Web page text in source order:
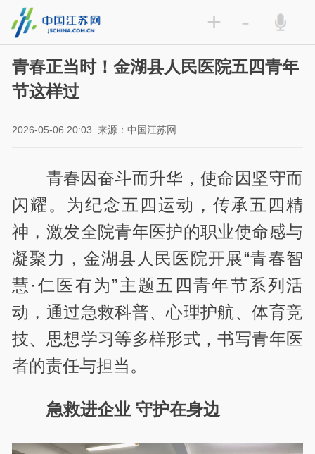
+ -
青春正当时！金湖县人民医院五四青年
节这样过
2026-05-06 20:03 来源：中国江苏网
青春因奋斗而升华，使命因坚守而
闪耀。为纪念五四运动，传承五四精
神，激发全院青年医护的职业使命感与
凝聚力，金湖县人民医院开展“青春智
慧·仁医有为”主题五四青年节系列活
动，通过急救科普、心理护航、体育竞
技、思想学习等多样形式，书写青年医
者的责任与担当。
急救进企业 守护在身边